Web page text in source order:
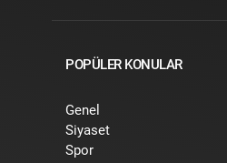
POPÜLER KONULAR
Genel
Siyaset
Spor